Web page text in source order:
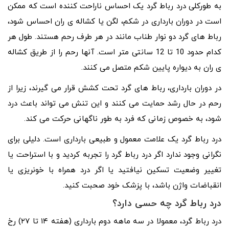
به طورکلی درد رباط گرد یک احساس ناراحت کننده است که ممکن
است در دوران بارداری در شکم، لگن یا کشاله ی ران احساس شود،
رباط های گرد دو نوار طناب مانند در هر طرف رحم هستند. طول هر
کدام حدود 10 تا 12 سانتی متر است. آنها رحم را از طریق کشاله
ی ران به دیواره پایین شکم متصل می کنند.
در دوران بارداری، رباط های گرد تحت کشش قرار می گیرند، زیرا از
رحم در حال رشد حمایت می کنند و این تنش می تواند باعث درد
شود، به خصوص زمانی که فرد به طور ناگهانی حرکت می کند.
درد رباط گرد یک علامت معمول و طبیعی بارداری است. دلیلی برای
نگرانی وجود ندارد اگر درد رباط گرد را تجربه کردید و با استراحت یا
تغییر وضعیت تسکین نیافتید یا اگر درد همراه با خونریزی یا
انقباضات واژن باشد، با پزشک خود صحبت کنید.
درد رباط گرد چه حسی دارد؟
درد رباط گرد، معمولا در سه ماهه دوم بارداری (هفته ۱۴ تا ۲۷) رخ